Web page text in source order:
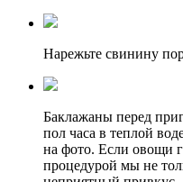
Нарежьте свинину
Баклажаны перед
пол часа в теплой
на фото. Если овощи
процедурой мы не